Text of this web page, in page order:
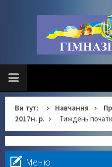
Ви тут: Навчання
2017н. р.
Тиждень
Меню